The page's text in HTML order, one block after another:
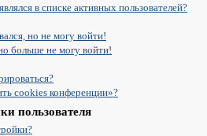
в списке активных пользователей?
но не могу войти!
больше не могу войти!
cookies конференции»?
пользователя